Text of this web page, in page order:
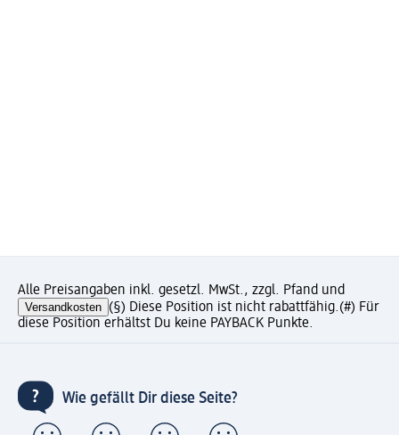
Alle Preisangaben inkl. gesetzl. MwSt., zzgl. Pfand und
Versandkosten (§) Diese Position ist nicht rabattfähig.(#) Für
diese Position erhältst Du keine PAYBACK Punkte.
Wie gefällt Dir diese Seite?